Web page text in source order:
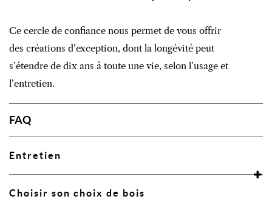
Ce cercle de confiance nous permet de vous offrir
des créations d’exception, dont la longévité peut
s’étendre de dix ans à toute une vie, selon l’usage et
l’entretien.
FAQ
Entretien
Choisir son choix de bois